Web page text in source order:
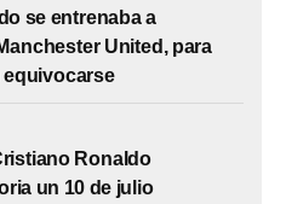
se entrenaba a
United, para
equivocarse
Ronaldo
un 10 de julio